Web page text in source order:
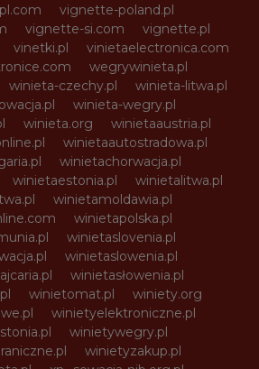
vignette-poland.pl
vignette-si.com
vignette.pl
vinetki.pl
vinietaelectronica.com
wegrywinieta.pl
winieta-czechy.pl
winieta-litwa.pl
winieta-wegry.pl
winieta.org
winietaaustria.pl
winietaautostradowa.pl
winietachorwacja.pl
winietaestonia.pl
winietalitwa.pl
winietamoldawia.pl
winietapolska.pl
winietaslovenia.pl
winietaslowenia.pl
winietasłowenia.pl
winietomat.pl
winiety.org
winietyelektroniczne.pl
winietywegry.pl
winietyzakup.pl